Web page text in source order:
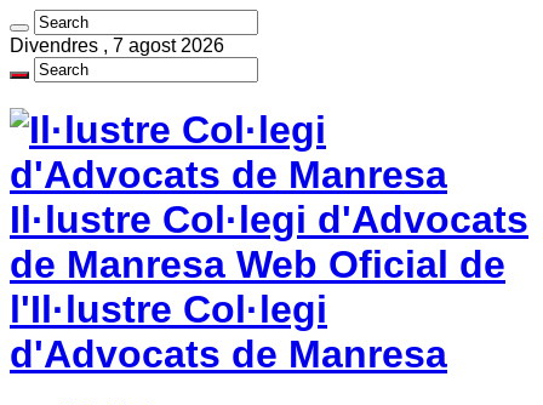
Divendres , 7 agost 2026
Il·lustre Col·legi d'Advocats
de Manresa Web Oficial de
l'Il·lustre Col·legi
d'Advocats de Manresa